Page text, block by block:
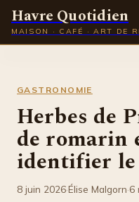
Havre Quotidien
MAISON · CAFÉ · ART DE
Déco
Lifestyle
GASTRONOMIE
Herbes de
de romarin
identifier le
8 juin 2026·Élise Malgorn·6